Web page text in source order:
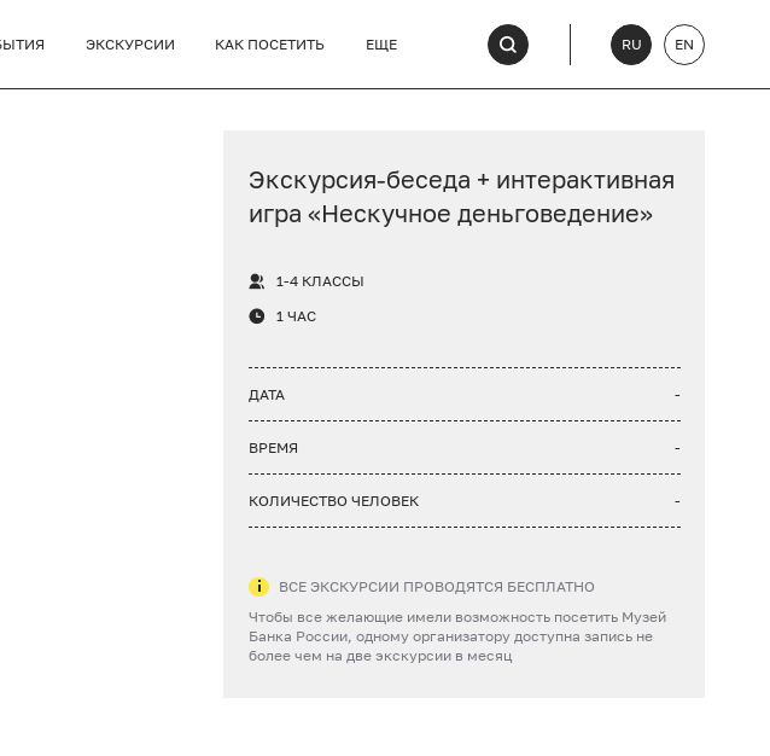
ЭКСКУРСИИ КАК ПОСЕТИТЬ ЕЩЕ RU EN
Экскурсия-беседа + интерактивная
игра «Нескучное деньговедение»
1-4 КЛАССЫ
1 ЧАС
ДАТА -
ВРЕМЯ -
КОЛИЧЕСТВО ЧЕЛОВЕК -
ВСЕ ЭКСКУРСИИ ПРОВОДЯТСЯ БЕСПЛАТНО
Чтобы все желающие имели возможность посетить Музей
Банка России, одному организатору доступна запись не
более чем на две экскурсии в месяц